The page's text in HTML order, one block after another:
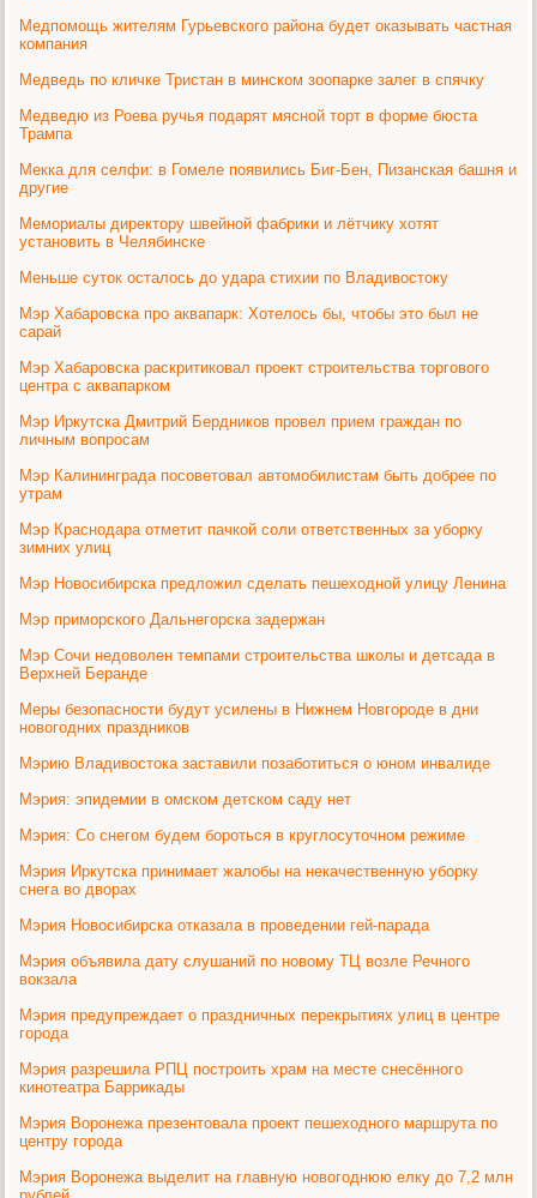
Медпомощь жителям Гурьевского района будет оказывать частная
компания
Медведь по кличке Тристан в минском зоопарке залег в спячку
Медведю из Роева ручья подарят мясной торт в форме бюста
Трампа
Мекка для селфи: в Гомеле появились Биг-Бен, Пизанская башня и
другие
Мемориалы директору швейной фабрики и лётчику хотят
установить в Челябинске
Меньше суток осталось до удара стихии по Владивостоку
Мэр Хабаровска про аквапарк: Хотелось бы, чтобы это был не
сарай
Мэр Хабаровска раскритиковал проект строительства торгового
центра с аквапарком
Мэр Иркутска Дмитрий Бердников провел прием граждан по
личным вопросам
Мэр Калининграда посоветовал автомобилистам быть добрее по
утрам
Мэр Краснодара отметит пачкой соли ответственных за уборку
зимних улиц
Мэр Новосибирска предложил сделать пешеходной улицу Ленина
Мэр приморского Дальнегорска задержан
Мэр Сочи недоволен темпами строительства школы и детсада в
Верхней Беранде
Меры безопасности будут усилены в Нижнем Новгороде в дни
новогодних праздников
Мэрию Владивостока заставили позаботиться о юном инвалиде
Мэрия: эпидемии в омском детском саду нет
Мэрия: Со снегом будем бороться в круглосуточном режиме
Мэрия Иркутска принимает жалобы на некачественную уборку
снега во дворах
Мэрия Новосибирска отказала в проведении гей-парада
Мэрия объявила дату слушаний по новому ТЦ возле Речного
вокзала
Мэрия предупреждает о праздничных перекрытиях улиц в центре
города
Мэрия разрешила РПЦ построить храм на месте снесённого
кинотеатра Баррикады
Мэрия Воронежа презентовала проект пешеходного маршрута по
центру города
Мэрия Воронежа выделит на главную новогоднюю елку до 7,2 млн